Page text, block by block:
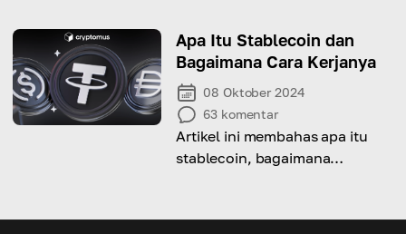
Apa Itu Stablecoin dan
Bagaimana Cara Kerjanya
08 Oktober 2024
63 komentar
Artikel ini membahas apa itu
stablecoin, bagaimana
penting dalam lanskap